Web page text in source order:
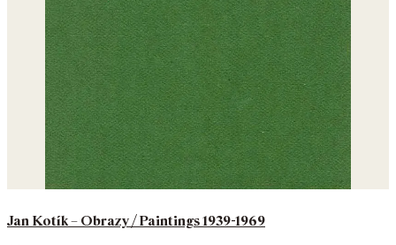
Jan Kotík – Obrazy / Paintings 1939-1969